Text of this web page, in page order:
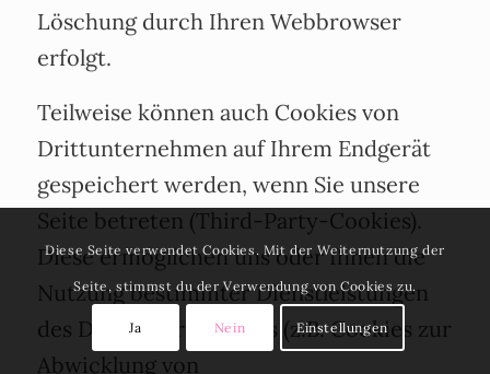
Löschung durch Ihren Webbrowser
erfolgt.
Teilweise können auch Cookies von
Drittunternehmen auf Ihrem Endgerät
gespeichert werden, wenn Sie unsere
Seite betreten (Third-Party-Cookies).
Diese ermöglichen uns oder Ihnen die
Nutzung bestimmter Dienstleistungen
des Drittunternehmens (z.B. Cookies zur
Abwicklung von
Diese Seite verwendet Cookies. Mit der Weiternutzung der
Seite, stimmst du der Verwendung von Cookies zu.
Ja Nein Einstellungen